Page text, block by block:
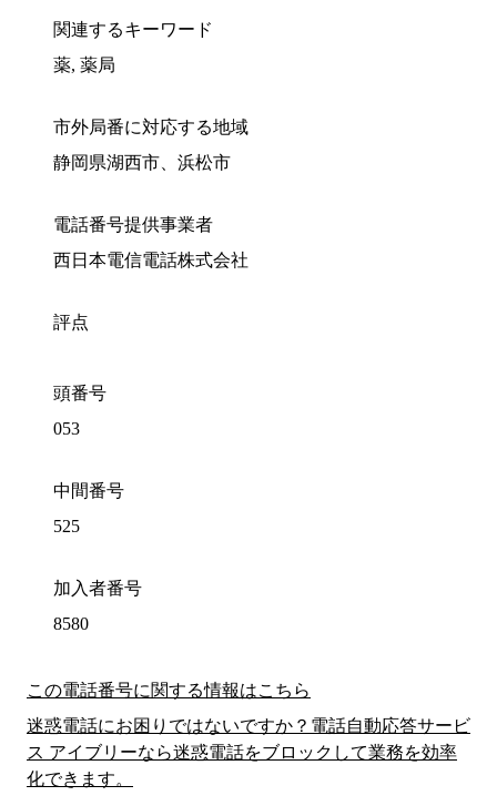
関連するキーワード
薬, 薬局
市外局番に対応する地域
静岡県湖西市、浜松市
電話番号提供事業者
西日本電信電話株式会社
評点
頭番号
053
中間番号
525
加入者番号
8580
この電話番号に関する情報はこちら
迷惑電話にお困りではないですか？電話自動応答サービ
ス アイブリーなら迷惑電話をブロックして業務を効率
化できます。